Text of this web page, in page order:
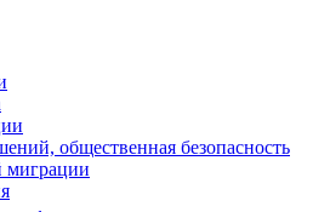
общественная безопасность
миграции